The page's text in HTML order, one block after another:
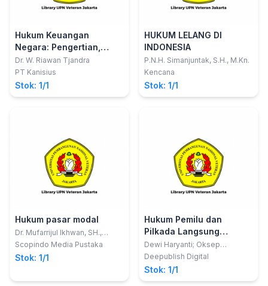
Hukum Keuangan
Negara: Pengertian,
Ruang Lingkup,
Pengelolaan, dan
Penyelesaiaan Kerugian
Negara
Dr. W. Riawan Tjandra
PT Kanisius
Stok: 1/1
HUKUM LELANG DI
INDONESIA
P.N.H. Simanjuntak, S.H., M.Kn.
Kencana
Stok: 1/1
Hukum pasar modal
Dr. Mufarrijul Ikhwan, SH.,
MHum ; editor, Mukhlis, SH.,
MH., Saiful Abdullah, SH., MH.
Scopindo Media Pustaka
Stok: 1/1
Hukum Pemilu dan
Pilkada Langsung
(Tinjauan Hukum dan
Teori)
Dewi Haryanti; Oksep
Adhayanto
Deepublish Digital
Stok: 1/1